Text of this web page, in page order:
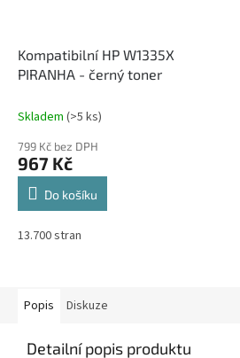
Kompatibilní HP W1335X
PIRANHA - černý toner
Skladem (>5 ks)
799 Kč bez DPH
967 Kč
Do košíku
13.700 stran
Popis Diskuze
Detailní popis produktu